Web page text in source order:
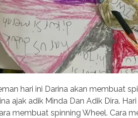
hari ini Darina akan membuat
ajak adik Minda Dan Adik Dira.
membuat spinning Wheel. Cara